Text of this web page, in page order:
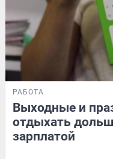
РАБОТА
Выходные и
отдыхать
зарплатой